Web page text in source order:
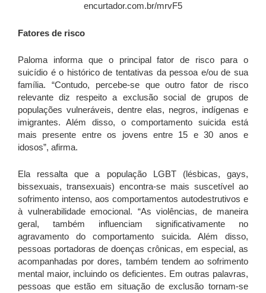
encurtador.com.br/mrvF5
Fatores de risco
Paloma informa que o principal fator de risco para o
suicídio é o histórico de tentativas da pessoa e/ou de sua
família. “Contudo, percebe-se que outro fator de risco
relevante diz respeito a exclusão social de grupos de
populações vulneráveis, dentre elas, negros, indígenas e
imigrantes. Além disso, o comportamento suicida está
mais presente entre os jovens entre 15 e 30 anos e
idosos”, afirma.
Ela ressalta que a população LGBT (lésbicas, gays,
bissexuais, transexuais) encontra-se mais suscetível ao
sofrimento intenso, aos comportamentos autodestrutivos e
à vulnerabilidade emocional. “As violências, de maneira
geral, também influenciam significativamente no
agravamento do comportamento suicida. Além disso,
pessoas portadoras de doenças crônicas, em especial, as
acompanhadas por dores, também tendem ao sofrimento
mental maior, incluindo os deficientes. Em outras palavras,
pessoas que estão em situação de exclusão tornam-se